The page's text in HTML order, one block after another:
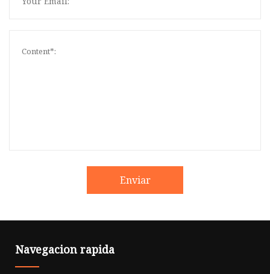
Enviar
Navegacion rapida